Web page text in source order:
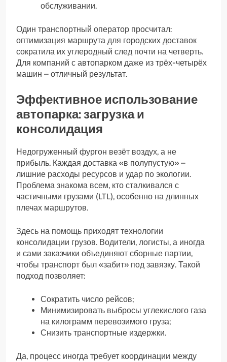
обслуживании.
Один транспортный оператор просчитал:
оптимизация маршрута для городских доставок
сократила их углеродный след почти на четверть.
Для компаний с автопарком даже из трёх-четырёх
машин – отличный результат.
Эффективное использование
автопарка: загрузка и
консолидация
Недогруженный фургон везёт воздух, а не
прибыль. Каждая доставка «в полупустую» –
лишние расходы ресурсов и удар по экологии.
Проблема знакома всем, кто сталкивался с
частичными грузами (LTL), особенно на длинных
плечах маршрутов.
Здесь на помощь приходят технологии
консолидации грузов. Водители, логисты, а иногда
и сами заказчики объединяют сборные партии,
чтобы транспорт был «забит» под завязку. Такой
подход позволяет:
Сократить число рейсов;
Минимизировать выбросы углекислого газа
на килограмм перевозимого груза;
Снизить транспортные издержки.
Да, процесс иногда требует координации между